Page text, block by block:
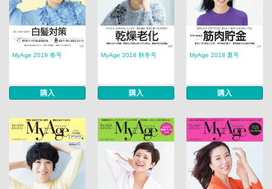
MyAge 2019 春号
購入
MyAge 2018 秋冬号
購入
MyAge 2018 夏号
購入